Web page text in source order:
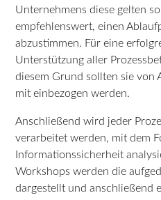
Unternehmens diese gelten
empfehlenswert, einen
abzustimmen. Für eine
Unterstützung aller
diesem Grund sollten sie von
mit einbezogen werden.
Anschließend wird jeder
verarbeitet werden, mit dem
Informationssicherheit
Workshops werden die
dargestellt und anschließend